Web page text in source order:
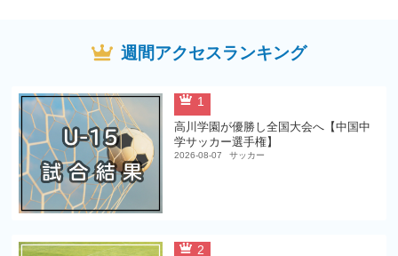
週間アクセスランキング
1
高川学園が優勝し全国大会へ【中国中
学サッカー選手権】
2026-08-07 サッカー
2